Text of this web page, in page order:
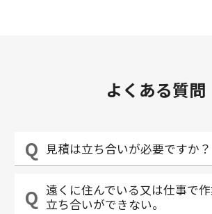
よくある質問
見積は立ち合いが必要ですか？
遠くに住んでいる又は仕事で
立ち合いができない。